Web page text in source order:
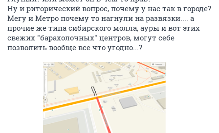
Ну и риторический вопрос, почему у нас так в городе?
Мегу и Метро почему то нагнули на развязки.... а
прочие же типа сибирского молла, ауры и вот этих
свежих "барахолочных" центров, могут себе
позволить вообще все что угодно...?